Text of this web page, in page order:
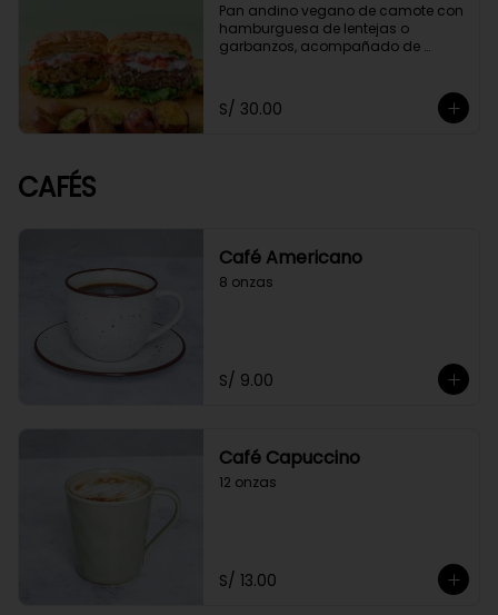
Pan andino vegano de camote con
hamburguesa de lentejas o
garbanzos, acompañado de
guacamole y papitas cocktail
salteadas con perejil.
S/ 30.00
CAFÉS
Café Americano
8 onzas
S/ 9.00
Café Capuccino
12 onzas
S/ 13.00